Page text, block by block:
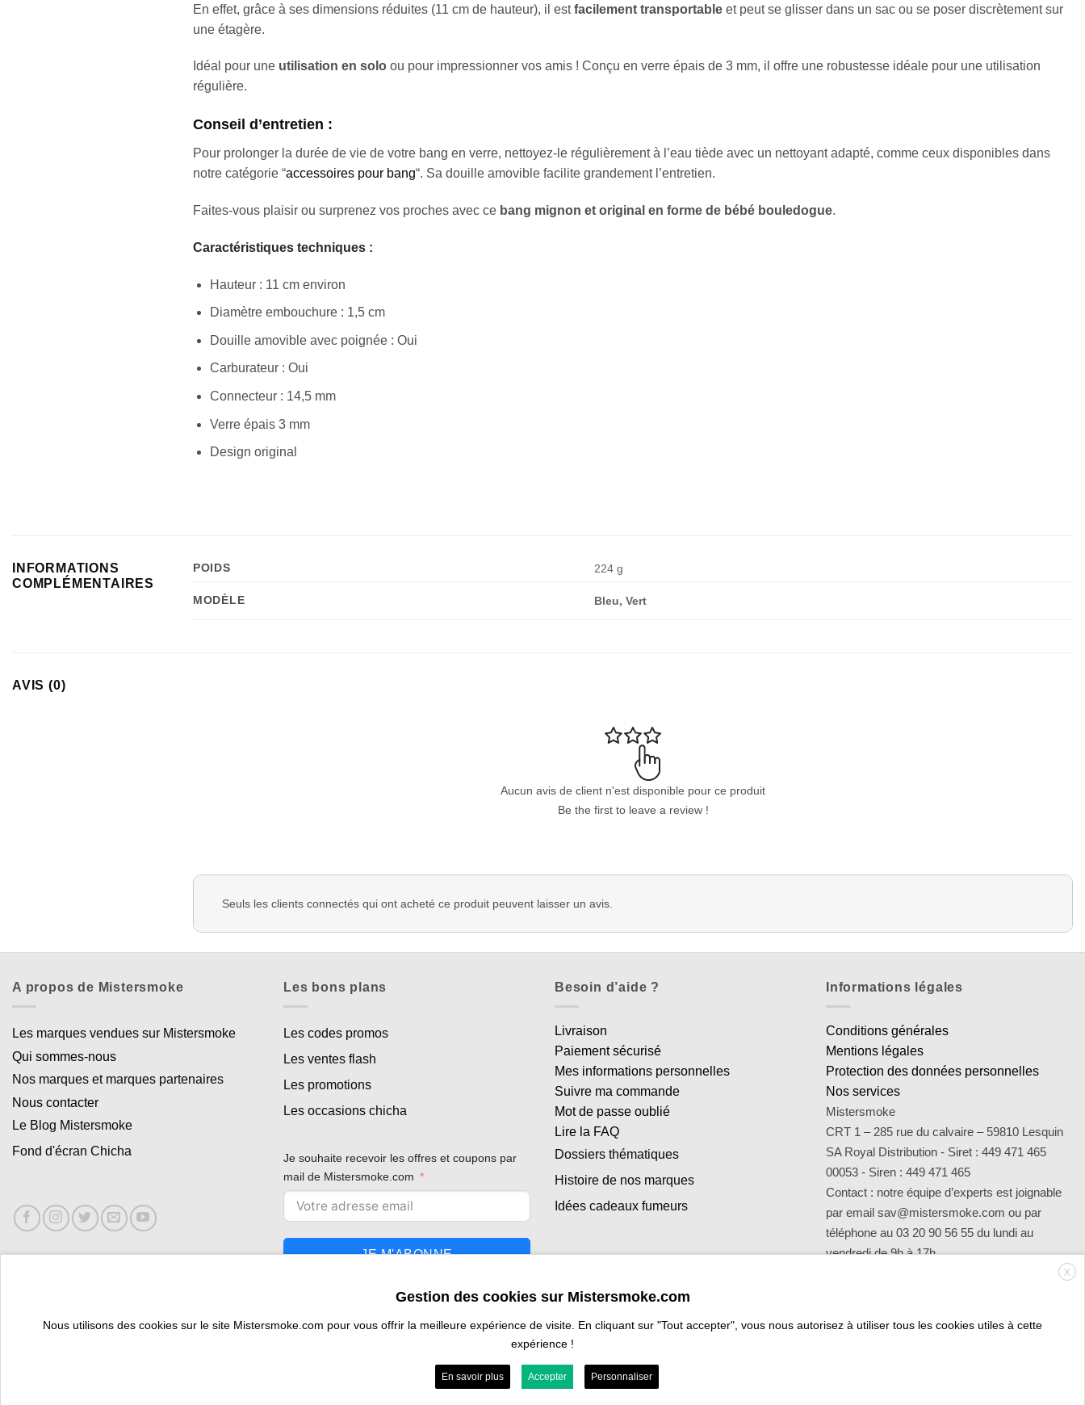
En effet, grâce à ses dimensions réduites (11 cm de hauteur), il estfacilement transportable et peut se glisser dans un sac ou se poser discrètement sur
une étagère.
Idéal pour une utilisation en solo ou pour impressionner vos amis ! Conçu en verre épais de 3 mm, il offre une robustesse idéale pour une utilisation
régulière.
Conseil d’entretien :
Pour prolonger la durée de vie de votre bang en verre, nettoyez-le régulièrement à l’eau tiède avec un nettoyant adapté, comme ceux disponibles dans
notre catégorie “accessoires pour bang“. Sa douille amovible facilite grandement l’entretien.
Faites-vous plaisir ou surprenez vos proches avec ce bang mignon et original en forme de bébé bouledogue.
Caractéristiques techniques :
Hauteur : 11 cm environ
Diamètre embouchure : 1,5 cm
Douille amovible avec poignée : Oui
Carburateur : Oui
Connecteur : 14,5 mm
Verre épais 3 mm
Design original
INFORMATIONS
COMPLÉMENTAIRES
POIDS 224 g
MODÈLE Bleu, Vert
AVIS (0)
Aucun avis de client n'est disponible pour ce produit
Be the first to leave a review !
Seuls les clients connectés qui ont acheté ce produit peuvent laisser un avis.
A propos de Mistersmoke
Les marques vendues sur Mistersmoke
Qui sommes-nous
Nos marques et marques partenaires
Nous contacter
Le Blog Mistersmoke
Fond d'écran Chicha
Les bons plans
Les codes promos
Les ventes flash
Les promotions
Les occasions chicha
Je souhaite recevoir les offres et coupons par
mail de Mistersmoke.com
JE M'ABONNE
Besoin d’aide ?
Livraison
Paiement sécurisé
Mes informations personnelles
Suivre ma commande
Mot de passe oublié
Lire la FAQ
Dossiers thématiques
Histoire de nos marques
Idées cadeaux fumeurs
Informations légales
Conditions générales
Mentions légales
Protection des données personnelles
Nos services
Mistersmoke
CRT 1 – 285 rue du calvaire – 59810 Lesquin
SA Royal Distribution - Siret : 449 471 465
00053 - Siren : 449 471 465
Contact : notre équipe d’experts est joignable
par email sav@mistersmoke.com ou par
téléphone au 03 20 90 56 55 du lundi au
vendredi de 9h à 17h.
X
Gestion des cookies sur Mistersmoke.com
Nous utilisons des cookies sur le site Mistersmoke.com pour vous offrir la meilleure expérience de visite. En cliquant sur "Tout accepter", vous nous autorisez à utiliser tous les cookies utiles à cette
expérience !
En savoir plus Accepter Personnaliser